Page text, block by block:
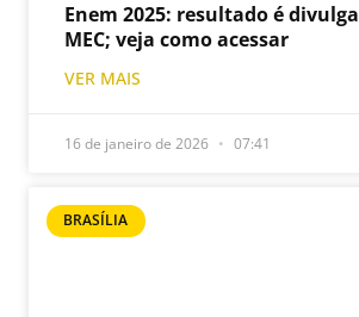
Enem 2025: resultado é
MEC; veja como acessar
VER MAIS
16 de janeiro de 2026 07:41
BRASÍLIA